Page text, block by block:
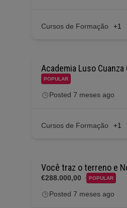
Cursos de Formação +1
Academia Luso Cuanza
POPULAR
Posted 7 meses ago
Cursos de Formação +1
Você traz o terreno e
€288.000,00 POPULAR
Posted 7 meses ago